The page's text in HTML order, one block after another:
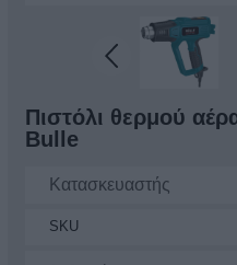
Πιστόλι θερμού
Bulle
Κατασκευαστής
SKU